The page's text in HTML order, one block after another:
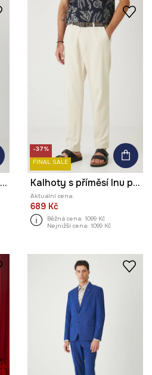
Bavlněné polo tričko pánské s elastanem a vzorem
-37%
FINAL SALE
Kalhoty s příměsí lnu pánské s páskem
Aktuální cena:
689 Kč
Běžná cena: 1099 Kč
Nejnižší cena: 1099 Kč